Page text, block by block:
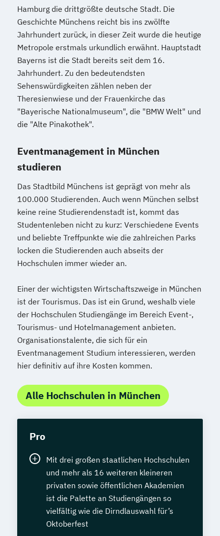
Hamburg die drittgrößte deutsche Stadt. Die
Geschichte Münchens reicht bis ins zwölfte
Jahrhundert zurück, in dieser Zeit wurde die heutige
Metropole erstmals urkundlich erwähnt. Hauptstadt
Bayerns ist die Stadt bereits seit dem 16.
Jahrhundert. Zu den bedeutendsten
Sehenswürdigkeiten zählen neben der
Theresienwiese und der Frauenkirche das
"Bayerische Nationalmuseum", die "BMW Welt" und
die "Alte Pinakothek".
Eventmanagement in München
studieren
Das Stadtbild Münchens ist geprägt von mehr als
100.000 Studierenden. Auch wenn München selbst
keine reine Studierendenstadt ist, kommt das
Studentenleben nicht zu kurz: Verschiedene Events
und beliebte Treffpunkte wie die zahlreichen Parks
locken die Studierenden auch abseits der
Hochschulen immer wieder an.
Einer der wichtigsten Wirtschaftszweige in München
ist der Tourismus. Das ist ein Grund, weshalb viele
der Hochschulen Studiengänge im Bereich Event-,
Tourismus- und Hotelmanagement anbieten.
Organisationstalente, die sich für ein
Eventmanagement Studium interessieren, werden
hier definitiv auf ihre Kosten kommen.
Alle Hochschulen in München
Pro
Mit drei großen staatlichen Hochschulen
und mehr als 16 weiteren kleineren
privaten sowie öffentlichen Akademien
ist die Palette an Studiengängen so
vielfältig wie die Dirndlauswahl für’s
Oktoberfest